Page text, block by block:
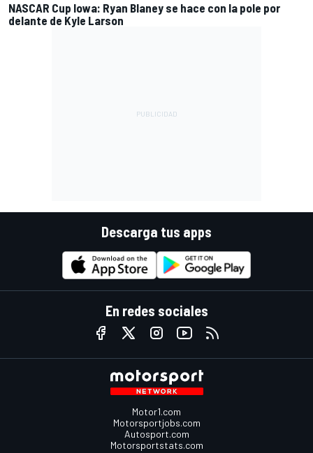
NASCAR Cup Iowa: Ryan Blaney se hace con la pole por
delante de Kyle Larson
Descarga tus apps
En redes sociales
Motor1.com
Motorsportjobs.com
Autosport.com
Motorsportstats.com